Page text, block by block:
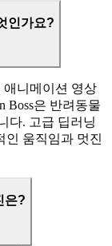
인가요?
애니메이션 영상
Boss은 반려동물
다. 고급 딥러닝
인 움직임과 멋진
은?